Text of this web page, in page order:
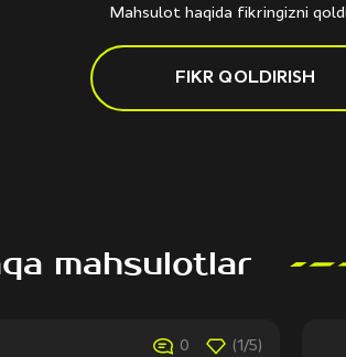
Mahsulot haqida fikringizni
FIKR QOLDIRISH
mahsulotlar
0 (1/5)